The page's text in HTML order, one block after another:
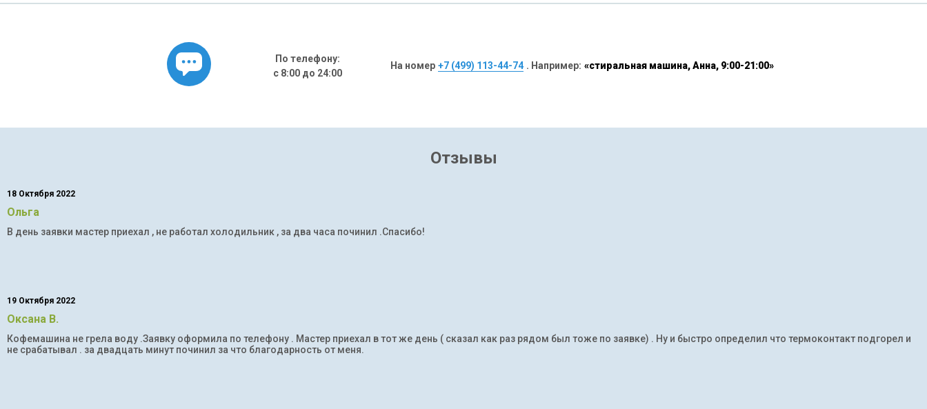
По телефону:
с 8:00 до 24:00
На номер +7 (499) 113-44-74 . Например: «стиральная машина, Анна, 9:00-21:00»
Отзывы
18 Октября 2022
Ольга
В день заявки мастер приехал , не работал холодильник , за два часа починил .Спасибо!
19 Октября 2022
Оксана В.
Кофемашина не грела воду .Заявку оформила по телефону . Мастер приехал в тот же день ( сказал как раз рядом был тоже по заявке) . Ну и быстро определил что термоконтакт подгорел и
не срабатывал . за двадцать минут починил за что благодарность от меня.